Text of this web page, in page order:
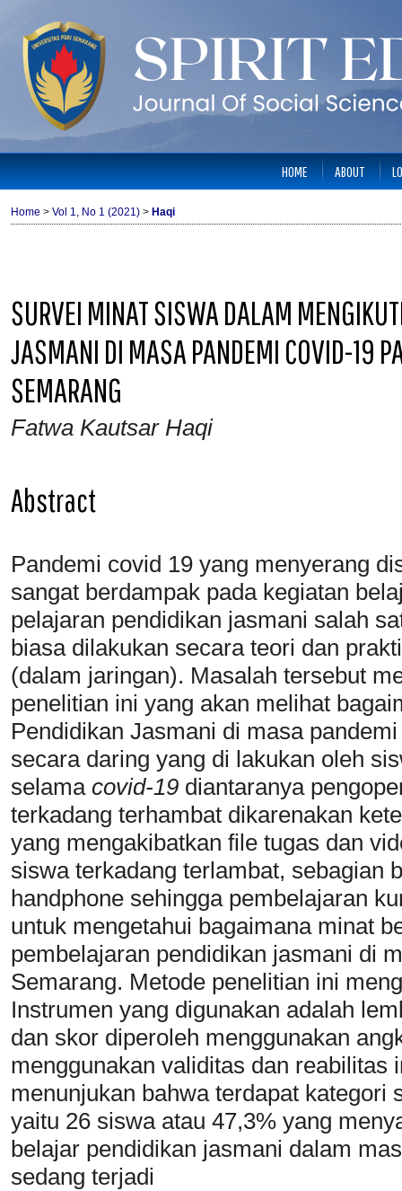
HOME ABOUT
Home > Vol 1, No 1 (2021) > Haqi
SURVEI MINAT SISWA DALAM
JASMANI DI MASA PANDEMI COVID-19
SEMARANG
Fatwa Kautsar Haqi
Abstract
Pandemi covid 19 yang menyerang
sangat berdampak pada kegiatan
pelajaran pendidikan jasmani salah
biasa dilakukan secara teori dan
(dalam jaringan). Masalah tersebut
penelitian ini yang akan melihat
Pendidikan Jasmani di masa
secara daring yang di lakukan oleh
selama covid-19 diantaranya
terkadang terhambat dikarenakan
yang mengakibatkan file tugas dan
siswa terkadang terlambat, sebagian
handphone sehingga pembelajaran
untuk mengetahui bagaimana minat
pembelajaran pendidikan jasmani di
Semarang. Metode penelitian ini
Instrumen yang digunakan adalah
dan skor diperoleh menggunakan
menggunakan validitas dan reabilitas
menunjukan bahwa terdapat kategori
yaitu 26 siswa atau 47,3% yang
belajar pendidikan jasmani dalam
sedang terjadi